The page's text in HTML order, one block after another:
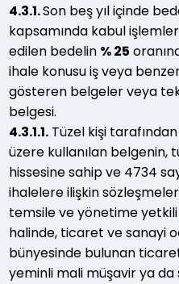
4.3.1.Son beş yıl içinde
kapsamında kabul
edilen bedelin % 25
ihale konusu iş veya
gösteren belgeler veya
belgesi.
4.3.1.1. Tüzel kişi
üzere kullanılan belgenin,
hissesine sahip ve 4734
ihalelere ilişkin
temsile ve yönetime
halinde, ticaret ve sanayi
bünyesinde bulunan
yeminli mali müşavir ya